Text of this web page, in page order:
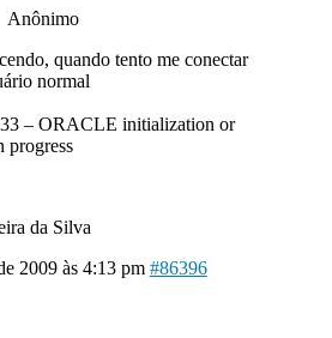
Anônimo
quando tento me conectar
normal
– ORACLE initialization or
progress
da Silva
2009 às 4:13 pm #86396